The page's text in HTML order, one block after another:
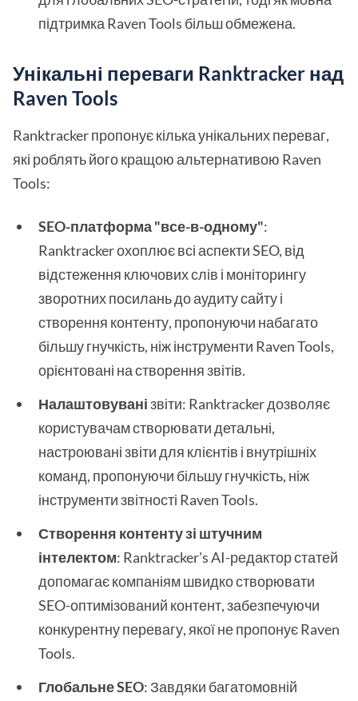
підтримка Raven Tools більш обмежена.
Унікальні переваги Ranktracker над
Raven Tools
Ranktracker пропонує кілька унікальних переваг,
які роблять його кращою альтернативою Raven
Tools:
SEO-платформа "все-в-одному":
Ranktracker охоплює всі аспекти SEO, від
відстеження ключових слів і моніторингу
зворотних посилань до аудиту сайту і
створення контенту, пропонуючи набагато
більшу гнучкість, ніж інструменти Raven Tools,
орієнтовані на створення звітів.
Налаштовуванізвіти: Ranktracker дозволяє
користувачам створювати детальні,
настроювані звіти для клієнтів і внутрішніх
команд, пропонуючи більшу гнучкість, ніж
інструменти звітності Raven Tools.
Створення контенту зі штучним
інтелектом: Ranktracker's AI-редактор статей
допомагає компаніям швидко створювати
SEO-оптимізований контент, забезпечуючи
конкурентну перевагу, якої не пропонує Raven
Tools.
Глобальне SEO: Завдяки багатомовній